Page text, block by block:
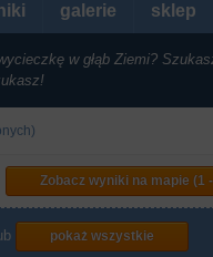
galerie sklep
w głąb Ziemi?
Zobacz wyniki na mapie (1
pokaż wszystkie